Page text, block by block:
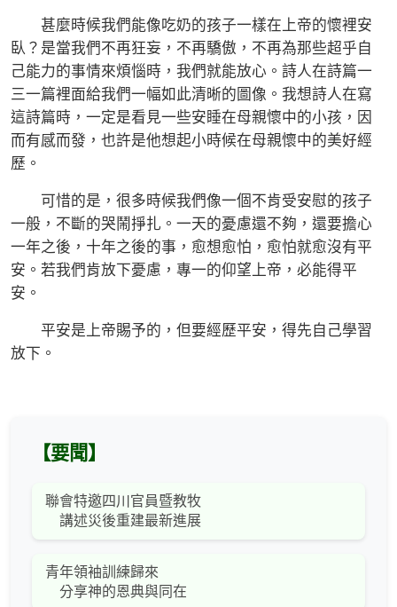
甚麼時候我們能像吃奶的孩子一樣在上帝的懷裡安
臥？是當我們不再狂妄，不再驕傲，不再為那些超乎自
己能力的事情來煩惱時，我們就能放心。詩人在詩篇一
三一篇裡面給我們一幅如此清晰的圖像。我想詩人在寫
這詩篇時，一定是看見一些安睡在母親懷中的小孩，因
而有感而發，也許是他想起小時候在母親懷中的美好經
歷。
可惜的是，很多時候我們像一個不肯受安慰的孩子
一般，不斷的哭鬧掙扎。一天的憂慮還不夠，還要擔心
一年之後，十年之後的事，愈想愈怕，愈怕就愈沒有平
安。若我們肯放下憂慮，專一的仰望上帝，必能得平
安。
平安是上帝賜予的，但要經歷平安，得先自己學習
放下。
【要聞】
聯會特邀四川官員暨教牧
講述災後重建最新進展
青年領袖訓練歸來
分享神的恩典與同在